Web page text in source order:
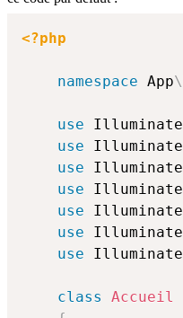
<?php
namespace App\
use Illuminate
use
Illuminate
use
Illuminate
use
Illuminate
use
Illuminate
use
Illuminate
use
Illuminate
class
Accueil